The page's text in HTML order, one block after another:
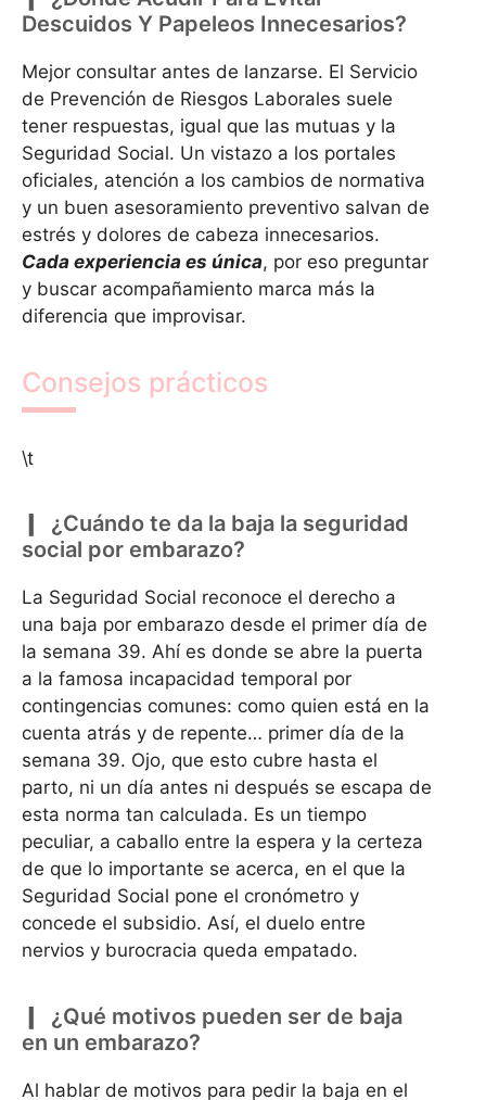
Descuidos Y Papeleos Innecesarios?
Mejor consultar antes de lanzarse. El Servicio
de Prevención de Riesgos Laborales suele
tener respuestas, igual que las mutuas y la
Seguridad Social. Un vistazo a los portales
oficiales, atención a los cambios de normativa
y un buen asesoramiento preventivo salvan de
estrés y dolores de cabeza innecesarios.
Cada experiencia es única, por eso preguntar
y buscar acompañamiento marca más la
diferencia que improvisar.
Consejos prácticos
\t
¿Cuándo te da la baja la seguridad
social por embarazo?
La Seguridad Social reconoce el derecho a
una baja por embarazo desde el primer día de
la semana 39. Ahí es donde se abre la puerta
a la famosa incapacidad temporal por
contingencias comunes: como quien está en la
cuenta atrás y de repente… primer día de la
semana 39. Ojo, que esto cubre hasta el
parto, ni un día antes ni después se escapa de
esta norma tan calculada. Es un tiempo
peculiar, a caballo entre la espera y la certeza
de que lo importante se acerca, en el que la
Seguridad Social pone el cronómetro y
concede el subsidio. Así, el duelo entre
nervios y burocracia queda empatado.
¿Qué motivos pueden ser de baja
en un embarazo?
Al hablar de motivos para pedir la baja en el